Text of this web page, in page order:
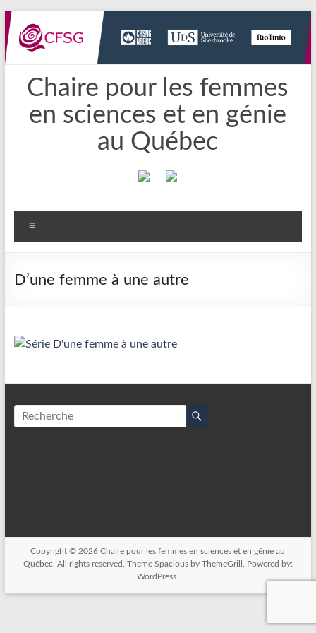
Aller
au
contenu
Chaire pour les femmes
en sciences et en génie
au Québec
D’une femme à une autre
Copyright © 2026Chaire pour les femmes en sciences et en génie au
Québec . All rights reserved. Theme Spaciousby ThemeGrill. Powered by:
WordPress